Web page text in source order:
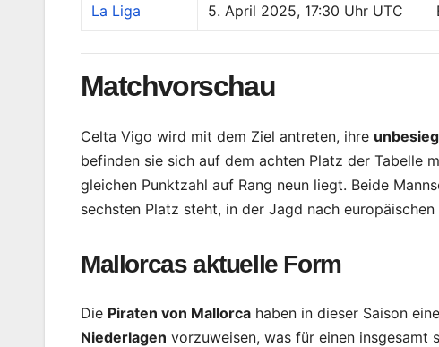
La Liga 5. April 2025, 17:30 Uhr UTC
Matchvorschau
Celta Vigo wird mit dem Ziel antreten, ihre
befinden sie sich auf dem achten Platz der Tabelle
gleichen Punktzahl auf Rang neun liegt. Beide
sechsten Platz steht, in der Jagd nach
Mallorcas aktuelle Form
Die Piraten von Mallorca haben in dieser Saison
Niederlagen vorzuweisen, was für einen insgesamt